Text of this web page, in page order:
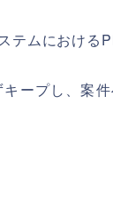
テムにおける
ープし、案